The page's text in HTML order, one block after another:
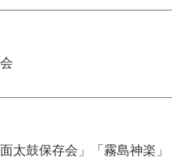
太鼓保存会」「霧島神楽」